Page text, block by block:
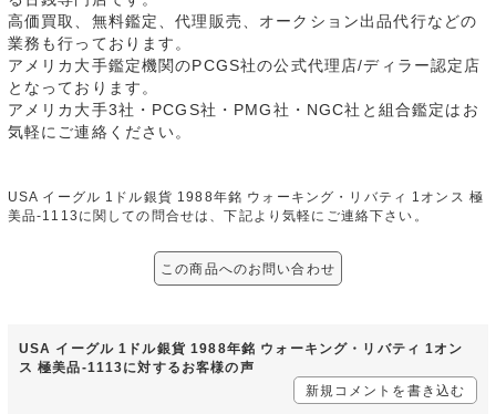
高価買取、無料鑑定、代理販売、オークション出品代行などの
業務も行っております。
アメリカ大手鑑定機関のPCGS社の公式代理店/ディラー認定店
となっております。
アメリカ大手3社・PCGS社・PMG社・NGC社と組合鑑定はお
気軽にご連絡ください。
USA イーグル 1ドル銀貨 1988年銘 ウォーキング・リバティ 1オンス 極
美品-1113に関しての問合せは、下記より気軽にご連絡下さい。
この商品へのお問い合わせ
USA イーグル 1ドル銀貨 1988年銘 ウォーキング・リバティ 1オン
ス 極美品-1113に対するお客様の声
新規コメントを書き込む